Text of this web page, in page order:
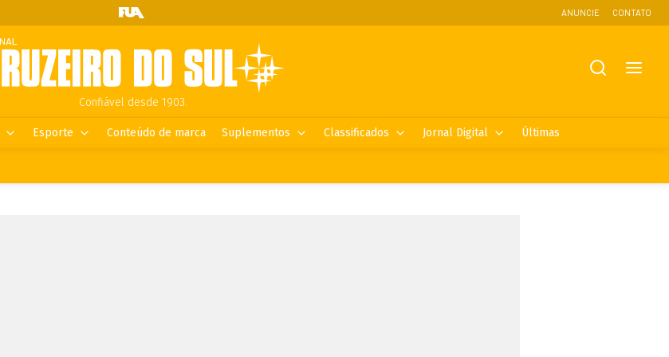
ANUNCIE CONTATO
Confiável desde 1903.
Esporte Conteúdo de marca Suplementos Classificados Jornal Digital Últimas